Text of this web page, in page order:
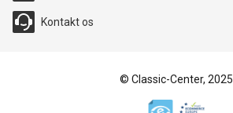
Kontakt os
© Classic-Center, 2025